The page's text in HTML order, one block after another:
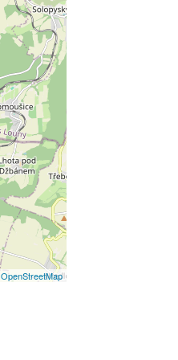
OpenStreetMap